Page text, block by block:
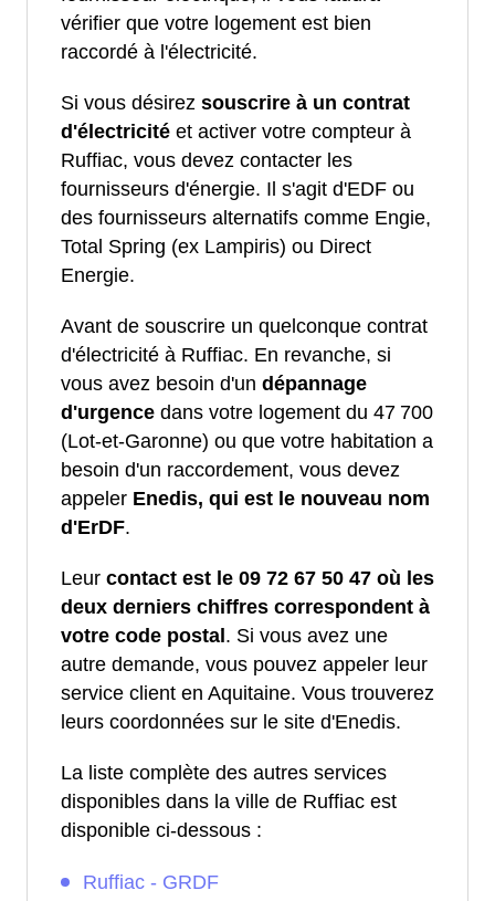
vérifier que votre logement est bien
raccordé à l'électricité.
Si vous désirez souscrire à un contrat
d'électricité et activer votre compteur à
Ruffiac, vous devez contacter les
fournisseurs d'énergie. Il s'agit d'EDF ou
des fournisseurs alternatifs comme Engie,
Total Spring (ex Lampiris) ou Direct
Energie.
Avant de souscrire un quelconque contrat
d'électricité à Ruffiac. En revanche, si
vous avez besoin d'un dépannage
d'urgence dans votre logement du 47 700
(Lot-et-Garonne) ou que votre habitation a
besoin d'un raccordement, vous devez
appeler Enedis, qui est le nouveau nom
d'ErDF.
Leur contact est le 09 72 67 50 47 où les
deux derniers chiffres correspondent à
votre code postal . Si vous avez une
autre demande, vous pouvez appeler leur
service client en Aquitaine. Vous trouverez
leurs coordonnées sur le site d'Enedis.
La liste complète des autres services
disponibles dans la ville de Ruffiac est
disponible ci-dessous :
Ruffiac - GRDF